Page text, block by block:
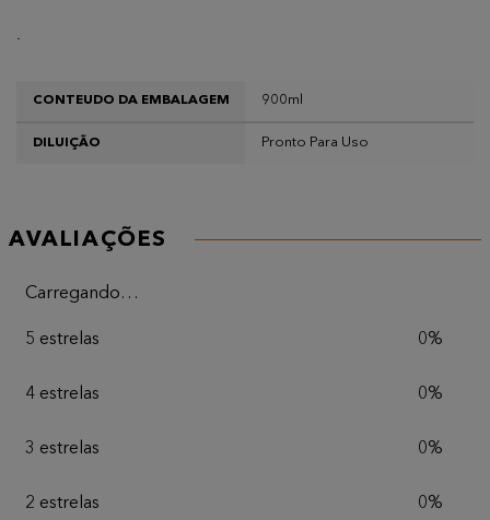
.
CONTEUDO DA EMBALAGEM 900ml
DILUIÇÃO Pronto Para Uso
AVALIAÇÕES
Carregando…
5 estrelas 0%
4 estrelas 0%
3 estrelas 0%
2 estrelas 0%